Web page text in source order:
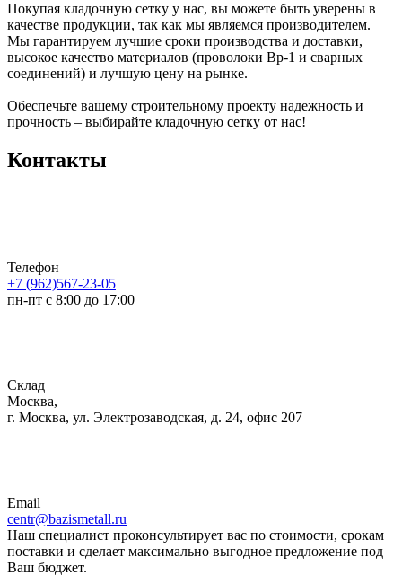
Покупая кладочную сетку у нас, вы можете быть уверены в
качестве продукции, так как мы являемся производителем.
Мы гарантируем лучшие сроки производства и доставки,
высокое качество материалов (проволоки Вр-1 и сварных
соединений) и лучшую цену на рынке.
Обеспечьте вашему строительному проекту надежность и
прочность – выбирайте кладочную сетку от нас!
Контакты
Телефон
+7 (962)567-23-05
пн-пт с 8:00 до 17:00
Склад
Москва,
г. Москва, ул. Электрозаводская, д. 24, офис 207
Email
centr@bazismetall.ru
Наш специалист проконсультирует вас по стоимости, срокам
поставки и сделает максимально выгодное предложение под
Ваш бюджет.